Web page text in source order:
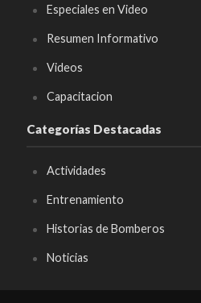
Especiales en Video
Resumen Informativo
Videos
Capacitacion
Categorías Destacadas
Actividades
Entrenamiento
Historias de Bomberos
Noticias